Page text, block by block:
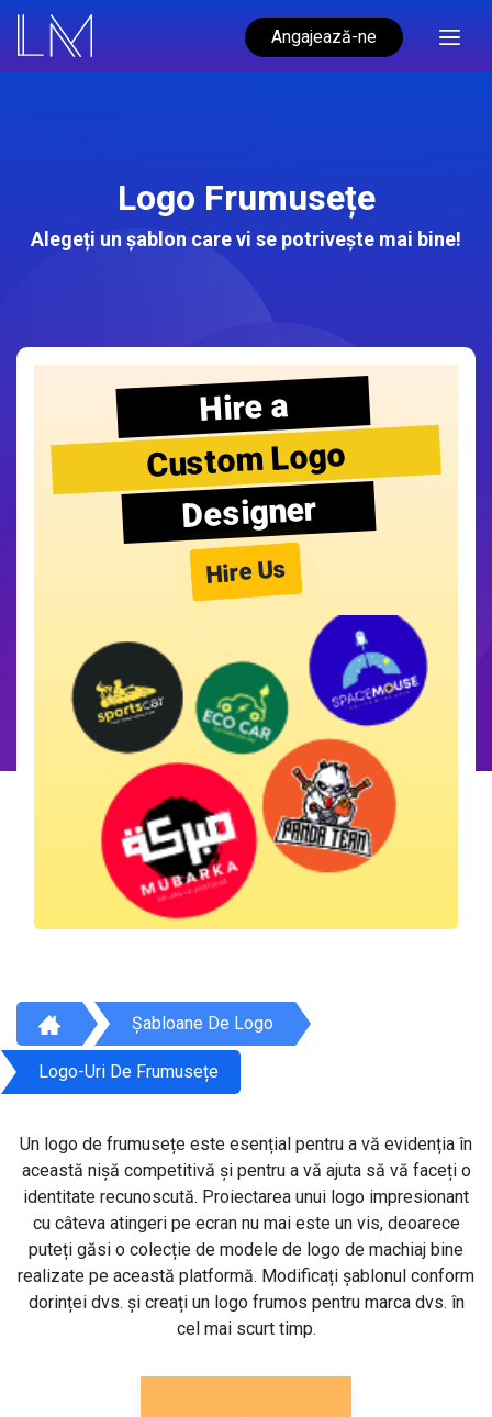
Angajează-ne
Logo Frumusețe
Alegeți un șablon care vi se potrivește mai bine!
Hire a
Custom Logo
Designer
Hire Us
Șabloane De Logo
Logo-Uri De Frumusețe
Un logo de frumusețe este esențial pentru a vă evidenția în
această nișă competitivă și pentru a vă ajuta să vă faceți o
identitate recunoscută. Proiectarea unui logo impresionant
cu câteva atingeri pe ecran nu mai este un vis, deoarece
puteți găsi o colecție de modele de logo de machiaj bine
realizate pe această platformă. Modificați șablonul conform
dorinței dvs. și creați un logo frumos pentru marca dvs. în
cel mai scurt timp.